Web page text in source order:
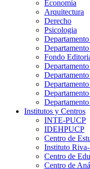
Economía
Arquitectura
Derecho
Psicologia
Fondo
Institutos y Centros
INTE-PUCP
IDEHPUCP
Centro de
Instituto
Centro de
Centro de